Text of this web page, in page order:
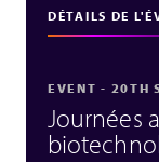
DÉTAILS DE
EVENT - 20TH
Journées